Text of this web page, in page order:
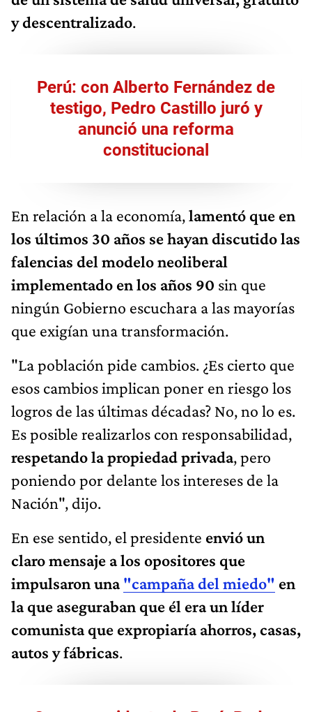
y descentralizado.
Perú: con Alberto Fernández de
testigo, Pedro Castillo juró y
anunció una reforma
constitucional
En relación a la economía,lamentó que en
los últimos 30 años se hayan discutido las
falencias del modelo neoliberal
implementado en los años 90 sin que
ningún Gobierno escuchara a las mayorías
que exigían una transformación.
"La población pide cambios. ¿Es cierto que
esos cambios implican poner en riesgo los
logros de las últimas décadas? No, no lo es.
Es posible realizarlos con responsabilidad,
respetando la propiedad privada, pero
poniendo por delante los intereses de la
Nación", dijo.
En ese sentido, el presidente envió un
claro mensaje a los opositores que
impulsaron una"campaña del miedo" en
la que aseguraban que él era un líder
comunista que expropiaría ahorros, casas,
autos y fábricas.